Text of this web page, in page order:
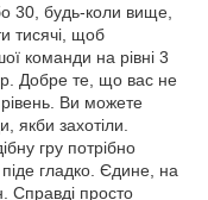
30, будь-коли вище,
тисячі, щоб
команди на рівні 3
Добре те, що вас не
Ви можете
якби захотіли.
гру потрібно
гладко. Єдине, на
Справді просто